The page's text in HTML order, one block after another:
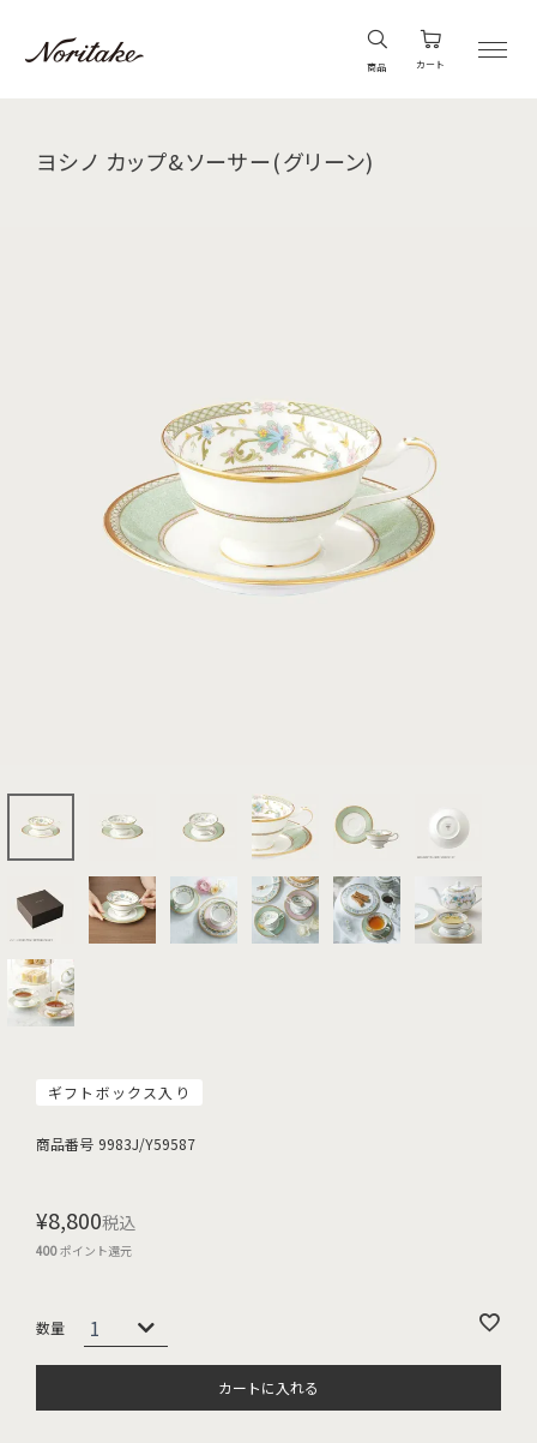
商品 カート
ヨシノ カップ&ソーサー(グリーン)
ギフトボックス入り
商品番号 9983J/Y59587
¥8,800税込
400ポイント還元
カートに入れる